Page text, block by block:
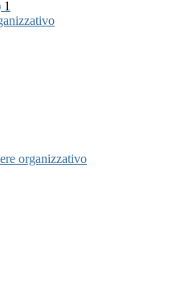
1
organizzativo